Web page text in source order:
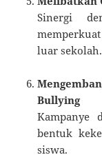
Sinergi
luar sekolah.
Bullying
Kampanye
bentuk
siswa.